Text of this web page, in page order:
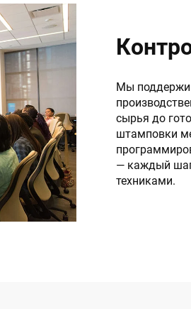
Мы
сырья до
штамповки
— каждый
техниками.